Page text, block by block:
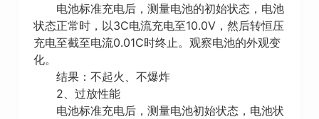
电池标准充电后，测量电池的初始状态，电池
状态正常时，以3C电流充电至10.0V，然后转恒压
充电至截至电流0.01C时终止。观察电池的外观变
化。
结果：不起火、不爆炸
2、过放性能
电池标准充电后，测量电池初始状态，电池状